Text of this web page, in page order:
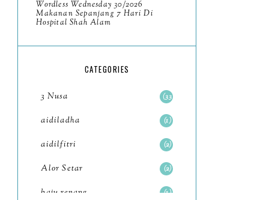
October
Wordless Wednesday 30/2026
Makanan Sepanjang 7 Hari Di
Hospital Shah Alam
CATEGORIES
3 Nusa 33
aidiladha 1
aidilfitri 2
Alor Setar 2
baju renang 1